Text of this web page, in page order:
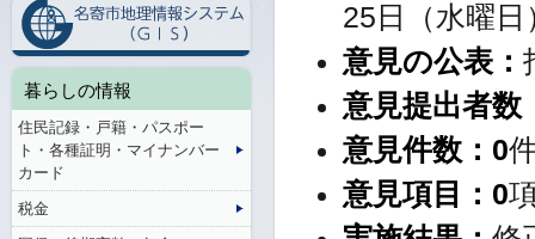
25日（水曜日
意見の公表：
意見提出者数
意見件数： 0
意見項目： 0
暮らしの情報
住民記録・戸籍・パスポー
ト・各種証明・マイナンバー
カード
税金